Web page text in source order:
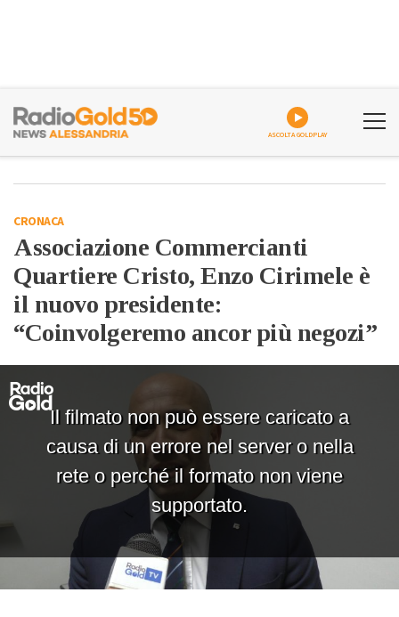
ASCOLTA GOLDPLAY
CRONACA
Associazione Commercianti
Quartiere Cristo, Enzo Cirimele è
il nuovo presidente:
“Coinvolgeremo ancor più negozi”